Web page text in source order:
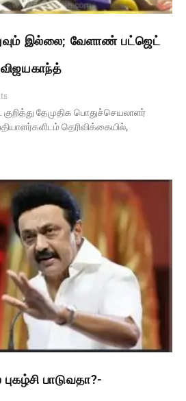
இல்லை; வேளாண் பட்ஜெட்
விஜயகாந்த்
தேமுதிக பொதுச்செயலாளர்
தெரிவிக்கையில்,
பாடுவதா?-